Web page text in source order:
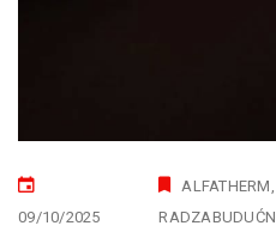
09/10/2025
ALFATHERM